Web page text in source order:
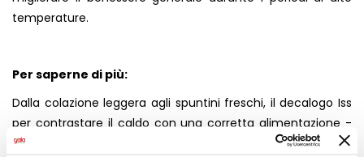
temperature.
Per saperne di più:
Dalla colazione leggera agli spuntini freschi, il decalogo Iss
per contrastare il caldo con una corretta alimentazione -
ISS